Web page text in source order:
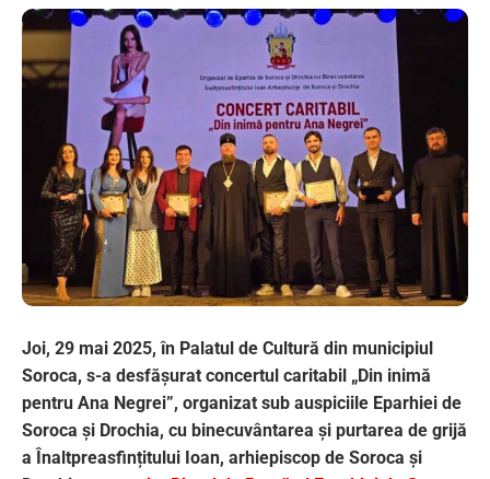
Joi, 29 mai 2025, în Palatul de Cultură din municipiul
Soroca, s-a desfășurat concertul caritabil „Din inimă
pentru Ana Negrei”, organizat sub auspiciile Eparhiei de
Soroca și Drochia, cu binecuvântarea și purtarea de grijă
a Înaltpreasfințitului Ioan, arhiepiscop de Soroca și